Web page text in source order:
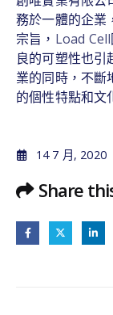
務於一體的企業
宗旨， Load Cell
良的可塑性也
業的同時，不斷
的個性特點和文
14 7 月, 2020
Share